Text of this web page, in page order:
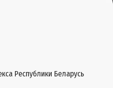
Республики Беларусь